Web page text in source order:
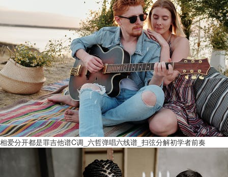
相爱分开都是罪吉他谱C调_六哲弹唱六线谱_扫弦分解初学者前奏